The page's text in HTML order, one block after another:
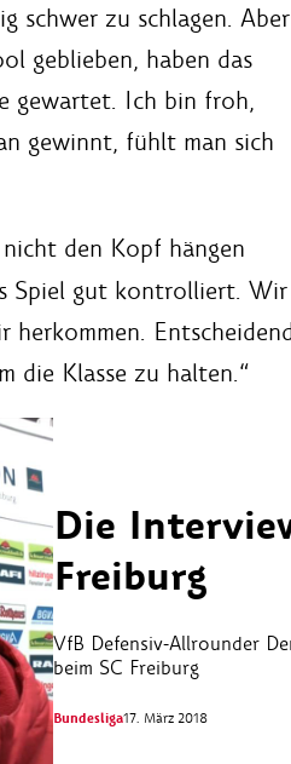
schwer zu schlagen. Aber
geblieben, haben das
gewartet. Ich bin froh,
gewinnt, fühlt man sich
den Kopf hängen
Spiel gut kontrolliert. Wir
die Klasse zu halten.“
Die
Freiburg
VfB Defensiv-Allrounder
beim SC Freiburg
Bundesliga17. März 2018